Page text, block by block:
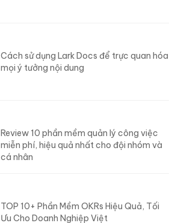
Cách sử dụng Lark Docs để trực quan hóa
mọi ý tưởng nội dung
Review 10 phần mềm quản lý công việc
miễn phí, hiệu quả nhất cho đội nhóm và
cá nhân
TOP 10+ Phần Mềm OKRs Hiệu Quả, Tối
Ưu Cho Doanh Nghiệp Việt